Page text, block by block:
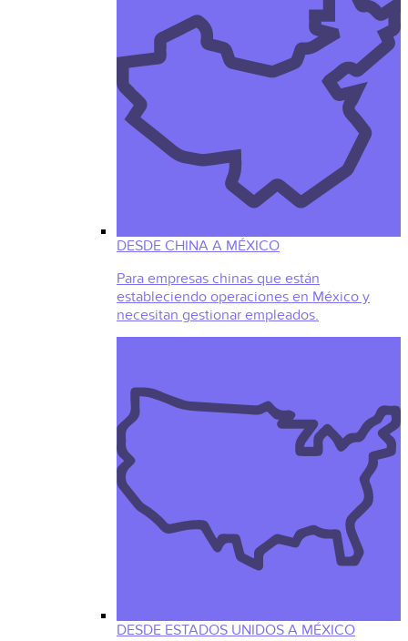
DESDE CHINA A MÉXICO
Para empresas chinas que están
estableciendo operaciones en México y
necesitan gestionar empleados.
DESDE ESTADOS UNIDOS A MÉXICO